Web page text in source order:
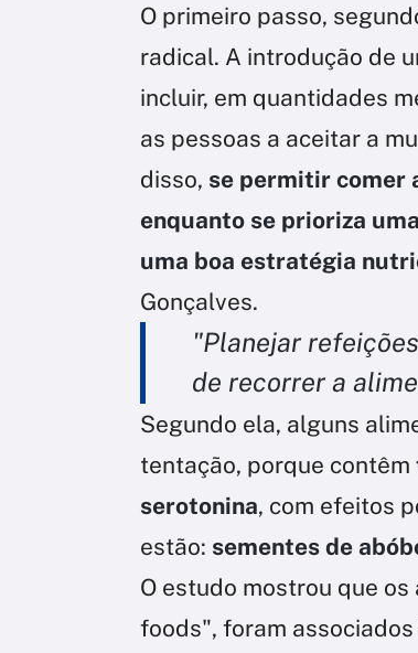
O primeiro passo,
radical. A introdução de
incluir, em quantidades
as pessoas a aceitar a
disso, se permitir comer
enquanto se prioriza
uma boa estratégia
Gonçalves.
"Planejar
de recorrer a
Segundo ela, alguns
tentação, porque contêm
serotonina, com efeitos
estão: sementes de
O estudo mostrou que
foods", foram associados